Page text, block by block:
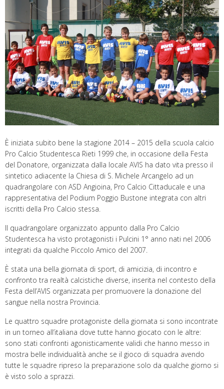
È iniziata subito bene la stagione 2014 – 2015 della scuola calcio
Pro Calcio Studentesca Rieti 1999 che, in occasione della Festa
del Donatore, organizzata dalla locale AVIS ha dato vita presso il
sintetico adiacente la Chiesa di S. Michele Arcangelo ad un
quadrangolare con ASD Angioina, Pro Calcio Cittaducale e una
rappresentativa del Podium Poggio Bustone integrata con altri
iscritti della Pro Calcio stessa.
Il quadrangolare organizzato appunto dalla Pro Calcio
Studentesca ha visto protagonisti i Pulcini 1° anno nati nel 2006
integrati da qualche Piccolo Amico del 2007.
È stata una bella giornata di sport, di amicizia, di incontro e
confronto tra realtà calcistiche diverse, inserita nel contesto della
Festa dell’AVIS organizzata per promuovere la donazione del
sangue nella nostra Provincia.
Le quattro squadre protagoniste della giornata si sono incontrate
in un torneo all’italiana dove tutte hanno giocato con le altre:
sono stati confronti agonisticamente validi che hanno messo in
mostra belle individualità anche se il gioco di squadra avendo
tutte le squadre ripreso la preparazione solo da qualche giorno si
è visto solo a sprazzi.